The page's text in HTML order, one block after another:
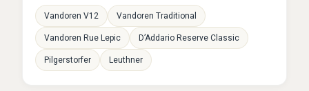
Vandoren V12 Vandoren Traditional
Vandoren Rue Lepic D’Addario Reserve Classic
Pilgerstorfer Leuthner